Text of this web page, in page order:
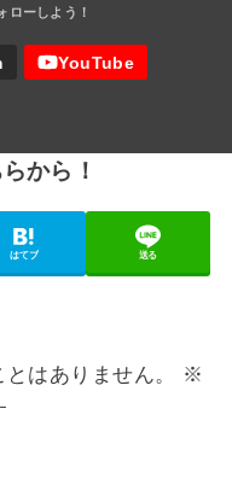
から！
はてブ 送る
はありません。
※